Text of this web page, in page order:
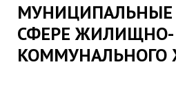
МУНИЦИПАЛЬНЫЕ
СФЕРЕ ЖИЛИЩНО-
КОММУНАЛЬНОГО